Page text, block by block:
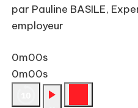
par Pauline BASILE,
employeur
0m00s
0m00s